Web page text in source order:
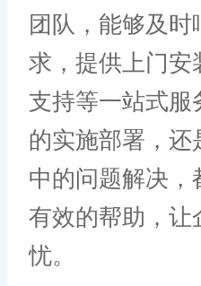
团队，能够及时
求，提供上门安
支持等一站式服
的实施部署，还
中的问题解决，
有效的帮助，让
忧。